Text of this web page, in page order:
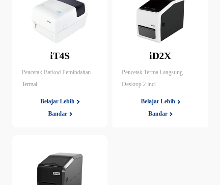
memas
iT4S
Pencetak Barkod Pemindahan
Termal
Belajar Lebih
Bandar
iD2X
Pencetak Terma Langsung
Desktop 2 inci
Belajar Lebih
Bandar